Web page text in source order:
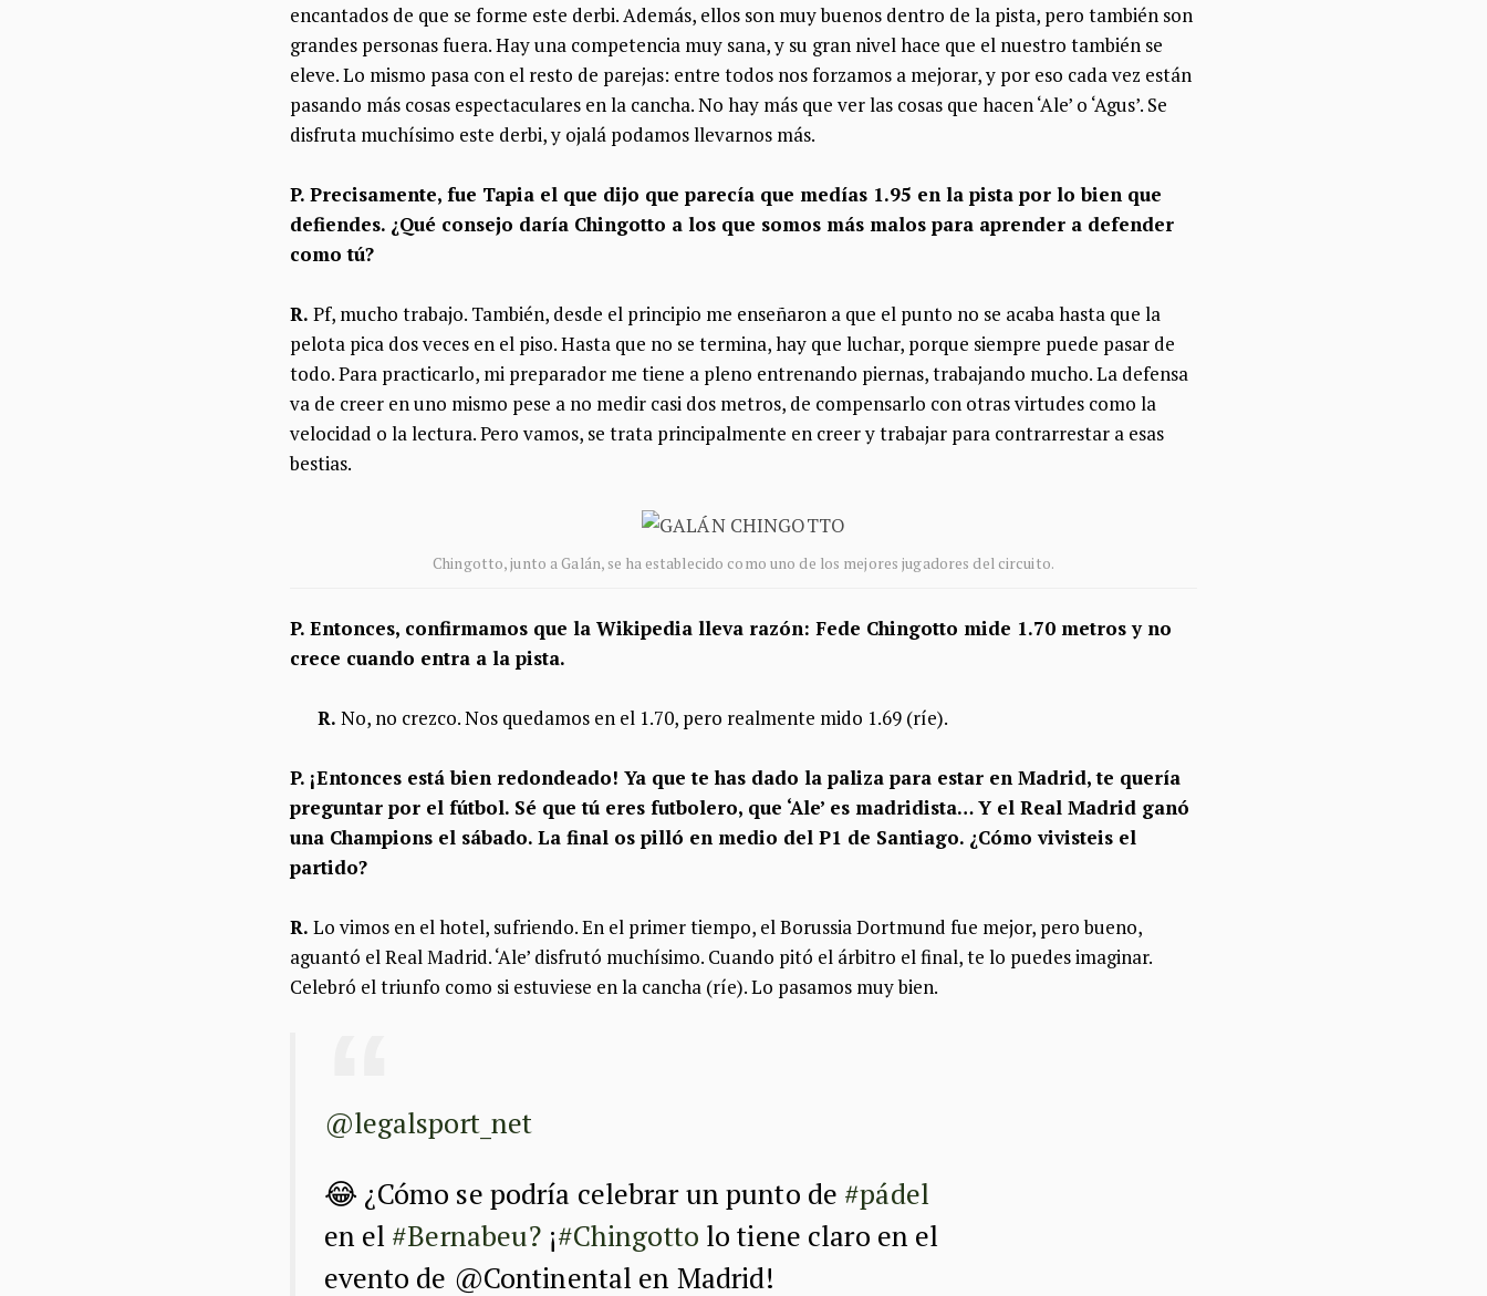
encantados de que se forme este derbi. Además, ellos son muy buenos dentro de la pista, pero también son
grandes personas fuera. Hay una competencia muy sana, y su gran nivel hace que el nuestro también se
eleve. Lo mismo pasa con el resto de parejas: entre todos nos forzamos a mejorar, y por eso cada vez están
pasando más cosas espectaculares en la cancha. No hay más que ver las cosas que hacen ‘Ale’ o ‘Agus’. Se
disfruta muchísimo este derbi, y ojalá podamos llevarnos más.
P. Precisamente, fue Tapia el que dijo que parecía que medías 1.95 en la pista por lo bien que
defiendes. ¿Qué consejo daría Chingotto a los que somos más malos para aprender a defender
como tú?
R. Pf, mucho trabajo. También, desde el principio me enseñaron a que el punto no se acaba hasta que la
pelota pica dos veces en el piso. Hasta que no se termina, hay que luchar, porque siempre puede pasar de
todo. Para practicarlo, mi preparador me tiene a pleno entrenando piernas, trabajando mucho. La defensa
va de creer en uno mismo pese a no medir casi dos metros, de compensarlo con otras virtudes como la
velocidad o la lectura. Pero vamos, se trata principalmente en creer y trabajar para contrarrestar a esas
bestias.
Chingotto, junto a Galán, se ha establecido como uno de los mejores jugadores del circuito.
P. Entonces, confirmamos que la Wikipedia lleva razón: Fede Chingotto mide 1.70 metros y no
crece cuando entra a la pista.
R. No, no crezco. Nos quedamos en el 1.70, pero realmente mido 1.69 (ríe).
P. ¡Entonces está bien redondeado! Ya que te has dado la paliza para estar en Madrid, te quería
preguntar por el fútbol. Sé que tú eres futbolero, que ‘Ale’ es madridista… Y el Real Madrid ganó
una Champions el sábado. La final os pilló en medio del P1 de Santiago. ¿Cómo vivisteis el
partido?
R. Lo vimos en el hotel, sufriendo. En el primer tiempo, el Borussia Dortmund fue mejor, pero bueno,
aguantó el Real Madrid. ‘Ale’ disfrutó muchísimo. Cuando pitó el árbitro el final, te lo puedes imaginar.
Celebró el triunfo como si estuviese en la cancha (ríe). Lo pasamos muy bien.
@legalsport_net
😂 ¿Cómo se podría celebrar un punto de #pádel
en el #Bernabeu? ¡#Chingotto lo tiene claro en el
evento de @Continental en Madrid!